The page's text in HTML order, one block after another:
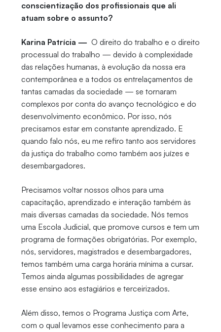
conscientização dos profissionais que ali
atuam sobre o assunto?
Karina Patrícia — O direito do trabalho e o direito
processual do trabalho — devido à complexidade
das relações humanas, à evolução da nossa era
contemporânea e a todos os entrelaçamentos de
tantas camadas da sociedade — se tornaram
complexos por conta do avanço tecnológico e do
desenvolvimento econômico. Por isso, nós
precisamos estar em constante aprendizado. E
quando falo nós, eu me refiro tanto aos servidores
da justiça do trabalho como também aos juízes e
desembargadores.
Precisamos voltar nossos olhos para uma
capacitação, aprendizado e interação também às
mais diversas camadas da sociedade. Nós temos
uma Escola Judicial, que promove cursos e tem um
programa de formações obrigatórias. Por exemplo,
nós, servidores, magistrados e desembargadores,
temos também uma carga horária mínima a cursar.
Temos ainda algumas possibilidades de agregar
esse ensino aos estagiários e terceirizados.
Além disso, temos o Programa Justiça com Arte,
com o qual levamos esse conhecimento para a